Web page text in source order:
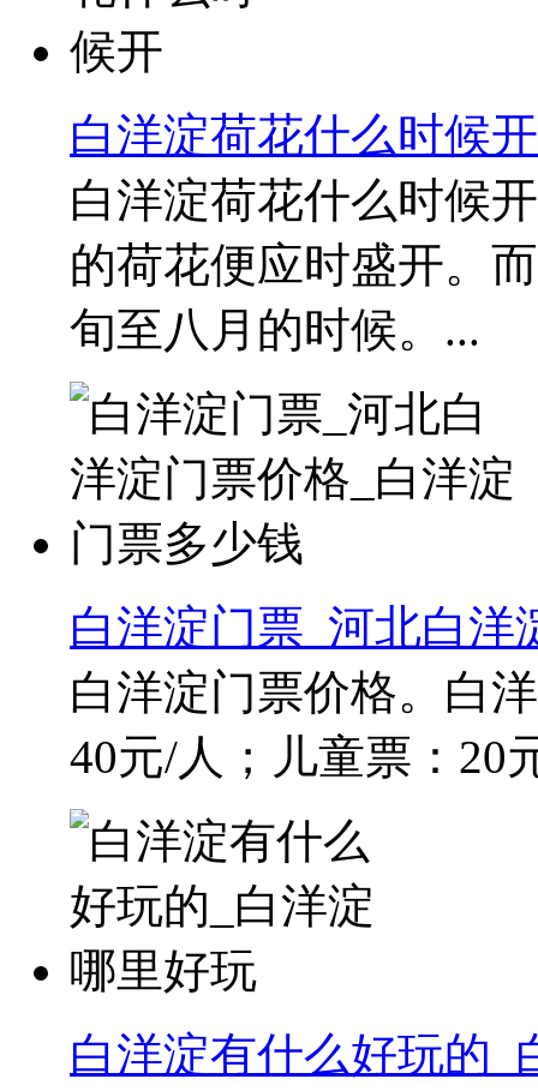
白洋淀荷花什么时候开
白洋淀荷花什么时候
的荷花便应时盛开。
旬至八月的时候。...
白洋淀门票_河北白洋
白洋淀门票价格。白
40元/人；儿童票：20
白洋淀有什么好玩的_